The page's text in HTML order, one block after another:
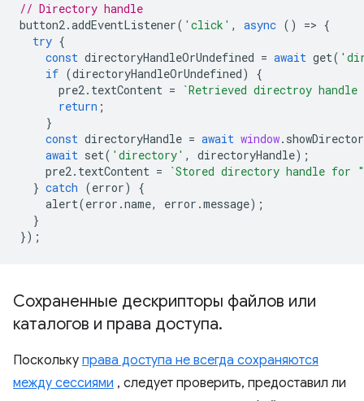
// Directory handle
button2.addEventListener( 'click' , async () => {
try {
const directoryHandleOrUndefined = await get(
if (directoryHandleOrUndefined)
{
pre2. textContent =
`Retrieved directroy
return ;
}
const directoryHandle = await window.
await set( 'directory' , directoryHandle);
pre2. textContent =
`Stored directory handle for "
} catch (error)
{
alert(error .name, error .message);
}
});
Сохраненные дескрипторы файлов или
каталогов и права доступа.
Поскольку права доступа не всегда сохраняются
между сессиями , следует проверить, предоставил ли